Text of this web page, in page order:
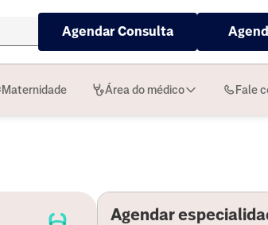
Agendar Consulta
Maternidade Área do médico Fale
Agendar